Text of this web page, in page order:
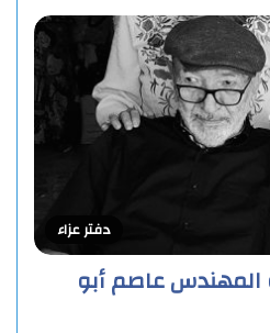
دفتر عزاء
عاصم أبو